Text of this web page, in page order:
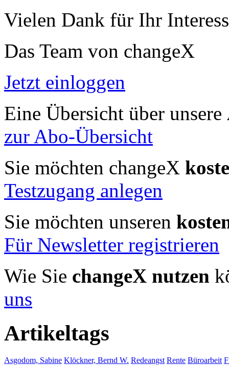
Vielen Dank für Ihr
Das Team von changeX
Jetzt einloggen
Eine Übersicht über unsere
zur Abo-Übersicht
Sie möchten changeX
Testzugang anlegen
Sie möchten unseren
Für Newsletter registrieren
Wie Sie changeX nutzen
uns
Artikeltags
Asgodom, Sabine Klöckner, Bernd W. Redeangst Rente Büroarbeit